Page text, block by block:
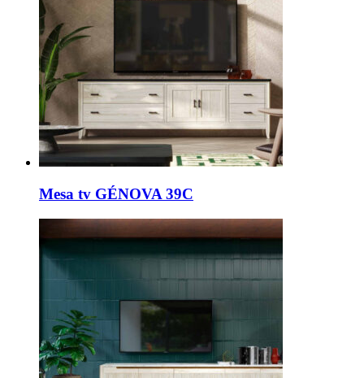
Mesa tv GÉNOVA 39C